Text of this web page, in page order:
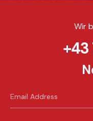
Wir
+43